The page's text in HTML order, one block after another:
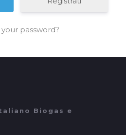
password?
Biogas e